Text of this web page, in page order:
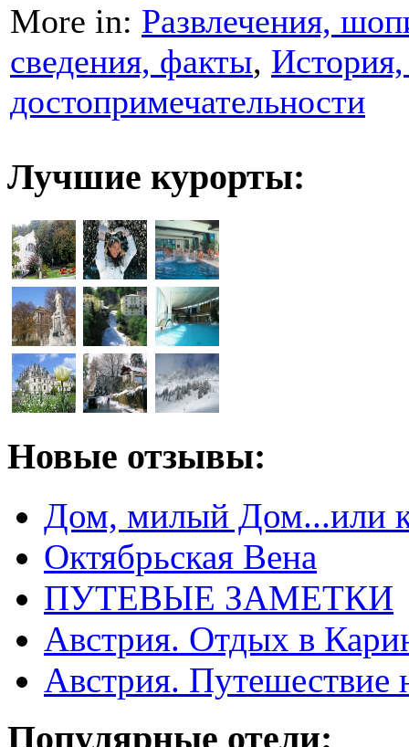
More in: Развлечения,
сведения, факты,
достопримечательности
Лучшие курорты:
Новые отзывы:
Дом, милый Дом...или
Октябрьская Вена
ПУТЕВЫЕ ЗАМЕТКИ
Австрия. Отдых в
Австрия.
Популярные отели: